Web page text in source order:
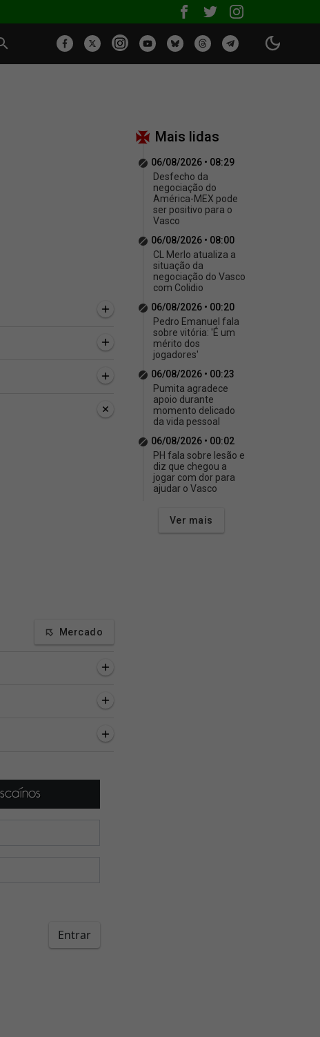
Mercado
Mais lidas
06/08/2026 • 08:29
Desfecho da
negociação do
América-MEX pode
ser positivo para o
Vasco
06/08/2026 • 08:00
CL Merlo atualiza a
situação da
negociação do Vasco
com Colidio
06/08/2026 • 00:20
Pedro Emanuel fala
sobre vitória: 'É um
mérito dos
jogadores'
06/08/2026 • 00:23
Pumita agradece
apoio durante
momento delicado
da vida pessoal
06/08/2026 • 00:02
PH fala sobre lesão e
diz que chegou a
jogar com dor para
ajudar o Vasco
Ver mais